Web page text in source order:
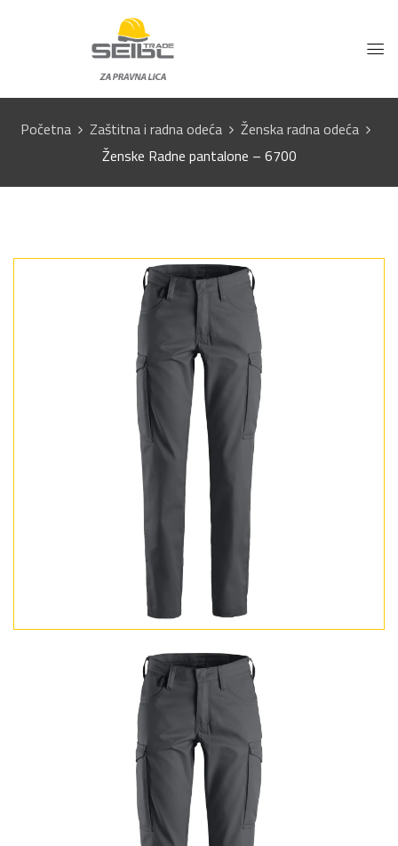
Početna Zaštitna i radna odeća
Ženska radna odeća
Ženske Radne pantalone – 6700